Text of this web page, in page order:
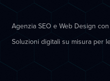
Agenzia SEO e Web Design
Soluzioni digitali su misura per